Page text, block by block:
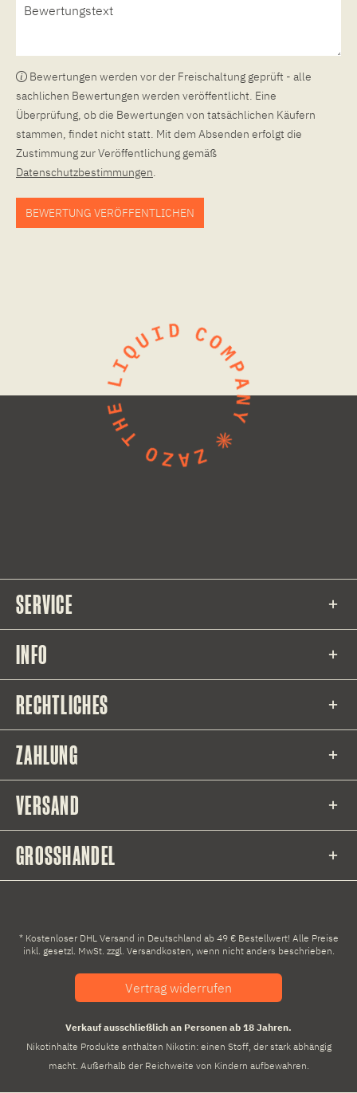
Bewertungen werden vor der Freischaltung geprüft - alle
sachlichen Bewertungen werden veröffentlicht. Eine
Überprüfung, ob die Bewertungen von tatsächlichen Käufern
stammen, findet nicht statt. Mit dem Absenden erfolgt die
Zustimmung zur Veröffentlichung gemäß
Datenschutzbestimmungen.
BEWERTUNG VERÖFFENTLICHEN
SERVICE
INFO
RECHTLICHES
ZAHLUNG
VERSAND
GROSSHANDEL
* Kostenloser DHL Versand in Deutschland ab 49 € Bestellwert! Alle Preise
inkl. gesetzl. MwSt. zzgl. Versandkosten, wenn nicht anders beschrieben.
Vertrag widerrufen
Verkauf ausschließlich an Personen ab 18 Jahren.
Nikotinhalte Produkte enthalten Nikotin: einen Stoff, der stark abhängig
macht. Außerhalb der Reichweite von Kindern aufbewahren.